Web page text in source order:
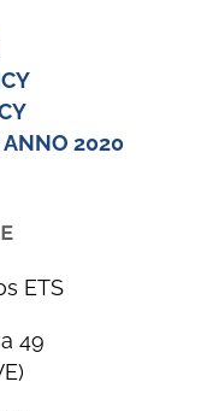
ANNO 2020
ETS
49